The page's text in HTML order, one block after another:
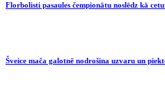
Florbolisti pasaules čempionātu noslēdz kā
Šveice mača galotnē nodrošina uzvaru un